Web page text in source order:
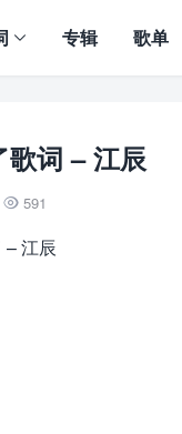
专辑 歌单
词 – 江辰
 591
– 江辰